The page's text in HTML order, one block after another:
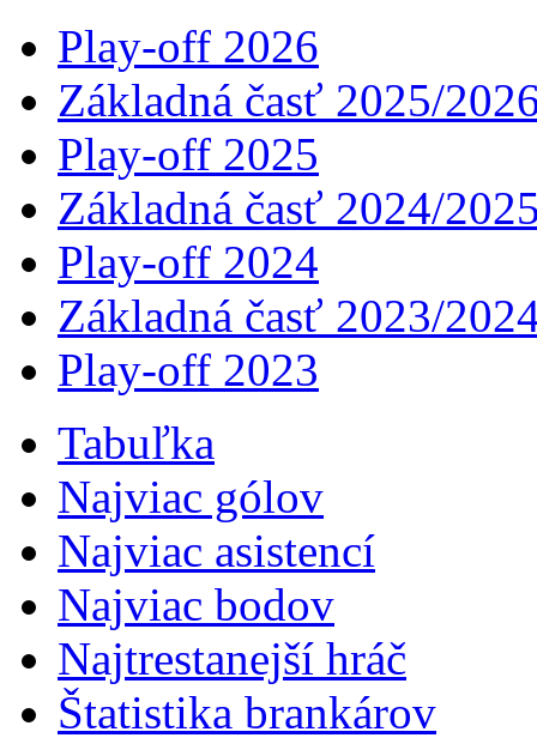
Play-off 2026
Základná časť 2025/
Play-off 2025
Základná časť 2024/
Play-off 2024
Základná časť 2023/
Play-off 2023
Tabuľka
Najviac gólov
Najviac asistencí­
Najviac bodov
Najtrestanejší hráč
Štatistika brankárov